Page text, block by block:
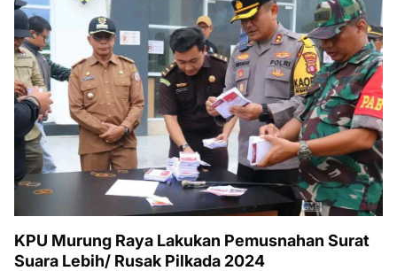
KPU Murung Raya Lakukan Pemusnahan Surat
Suara Lebih/ Rusak Pilkada 2024